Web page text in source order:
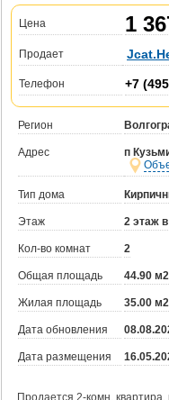
Цена 1
Продает
Телефон +7
Регион
Адрес
п
Тип дома
Этаж 2 этаж
Кол-во комнат 2
Общая площадь 44.90 м2
Жилая площадь 35.00 м2
Дата обновления
Дата размещения
Продается 2-комн.